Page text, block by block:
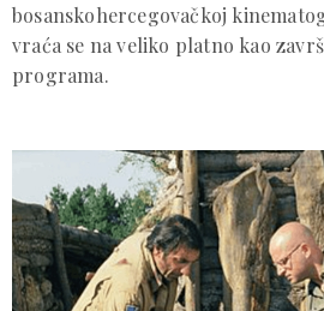
bosanskohercegovačkoj
vraća se na veliko platno kao
programa.